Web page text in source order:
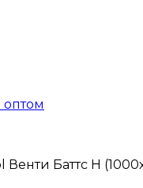
Венти Баттс Н